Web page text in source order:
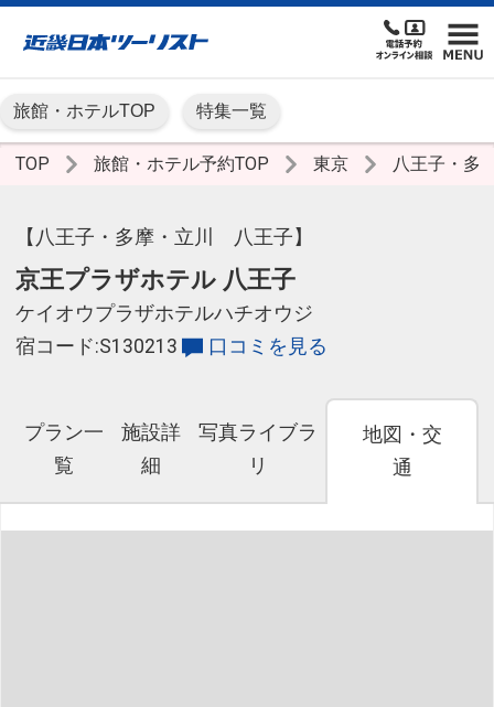
旅館・ホテルTOP 特集一覧
TOP 旅館・ホテル予約TOP 東京 八王子・多
【八王子・多摩・立川 八王子】
京王プラザホテル 八王子
ケイオウプラザホテルハチオウジ
宿コード:S130213
口コミを見る
プラン一
覧
施設詳
細
写真ライブラ
リ
地図・交
通